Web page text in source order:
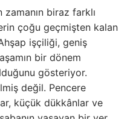
zamanın biraz farklı
çoğu geçmişten kalan
işçiliği, geniş
bir dönem
gösteriyor.
değil. Pencere
küçük dükkânlar ve